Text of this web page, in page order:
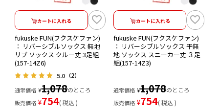
カートに入れる
fukuske FUN(フクスケファン)
： リバーシブルソックス 無地
リブ ソックス クルー丈 3足組
(157-14Z6)
5.0 （2）
通常価格 ¥1,078のところ
販売価格 ¥754 税込
カートに入れる
fukuske FUN(フクスケファン)
： リバーシブルソックス 平無
地 ソックス スニーカー丈 ３足
組(157-14Z3)
通常価格 ¥1,078のところ
販売価格 ¥754 税込